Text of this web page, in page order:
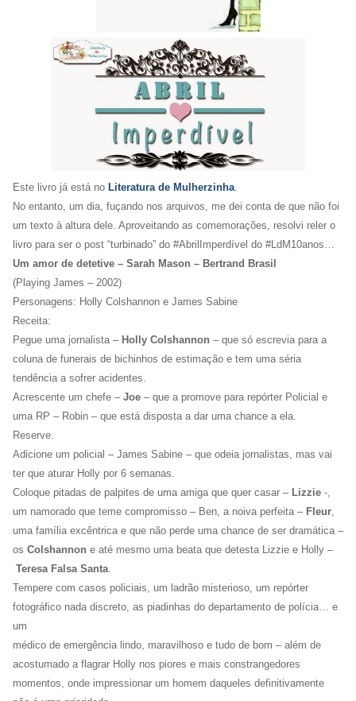
Este livro já está no Literatura de Mulherzinha.
No entanto, um dia, fuçando nos arquivos, me dei conta de que não foi
um texto à altura dele. Aproveitando as comemorações, resolvi reler o
livro para ser o post “turbinado” do #AbrilImperdível do #LdM10anos…
Um amor de detetive – Sarah Mason – Bertrand Brasil
(Playing James – 2002)
Personagens: Holly Colshannon e James Sabine
Receita:
Pegue uma jornalista – Holly Colshannon – que só escrevia para a
coluna de funerais de bichinhos de estimação e tem uma séria
tendência a sofrer acidentes.
Acrescente um chefe – Joe – que a promove para repórter Policial e
uma RP – Robin – que está disposta a dar uma chance a ela.
Reserve.
Adicione um policial – James Sabine – que odeia jornalistas, mas vai
ter que aturar Holly por 6 semanas.
Coloque pitadas de palpites de uma amiga que quer casar – Lizzie -,
um namorado que teme compromisso – Ben, a noiva perfeita – Fleur,
uma família excêntrica e que não perde uma chance de ser dramática –
os Colshannon e até mesmo uma beata que detesta Lizzie e Holly –
Teresa Falsa Santa.
Tempere com casos policiais, um ladrão misterioso, um repórter
fotográfico nada discreto, as piadinhas do departamento de polícia… e
um
médico de emergência lindo, maravilhoso e tudo de bom – além de
acostumado a flagrar Holly nos piores e mais constrangedores
momentos, onde impressionar um homem daqueles definitivamente